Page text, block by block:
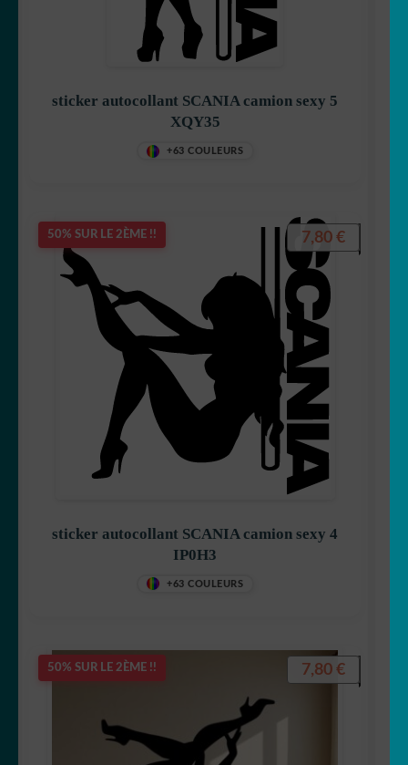
sticker autocollant SCANIA camion sexy 5
XQY35
+63 COULEURS
50% SUR LE 2ÈME !!
sticker autocollant SCANIA camion sexy 4
IP0H3
+63 COULEURS
7,80 €
50% SUR LE 2ÈME !! 7,80 €